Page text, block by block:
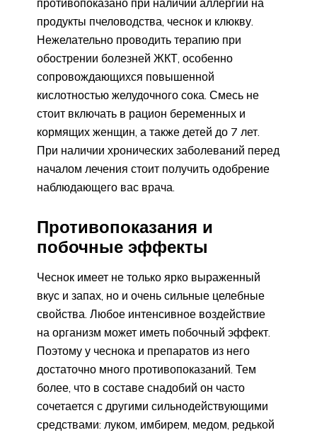
продукты пчеловодства, чеснок и клюкву.
Нежелательно проводить терапию при
обострении болезней ЖКТ, особенно
сопровождающихся повышенной
кислотностью желудочного сока. Смесь не
стоит включать в рацион беременных и
кормящих женщин, а также детей до 7 лет.
При наличии хронических заболеваний перед
началом лечения стоит получить одобрение
наблюдающего вас врача.
Противопоказания и
побочные эффекты
Чеснок имеет не только ярко выраженный
вкус и запах, но и очень сильные целебные
свойства. Любое интенсивное воздействие
на организм может иметь побочный эффект.
Поэтому у чеснока и препаратов из него
достаточно много противопоказаний. Тем
более, что в составе снадобий он часто
сочетается с другими сильнодействующими
средствами: луком, имбирем, медом, редькой